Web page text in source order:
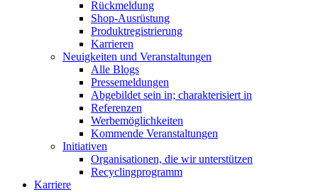
Rückmeldung
Shop-Ausrüstung
Produktregistrierung
Karrieren
Neuigkeiten und Veranstaltungen
Alle Blogs
Pressemeldungen
Abgebildet sein in; charakterisiert in
Referenzen
Werbemöglichkeiten
Kommende Veranstaltungen
Initiativen
Organisationen, die wir unterstützen
Recyclingprogramm
Karriere